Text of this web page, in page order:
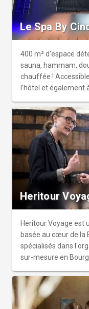
Durée 4h, Vol
l’amitié et le retour.
total. Capacité : - 8
équivalent à 1
personnes : 550 € •
Tarifs famille et
disponible.
Le Spa By
400 m² d’espace
sauna, hammam,
chauffée !
l’hôtel et
Heritour
Heritour Voyage est
basée au cœur de la
spécialisés dans
sur-mesure en
expérience
et personnalisé via
mesure. Nous